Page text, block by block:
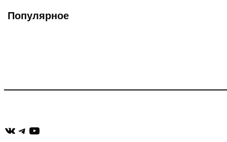
Популярное
ВКонтакте
Telegram
YouTube